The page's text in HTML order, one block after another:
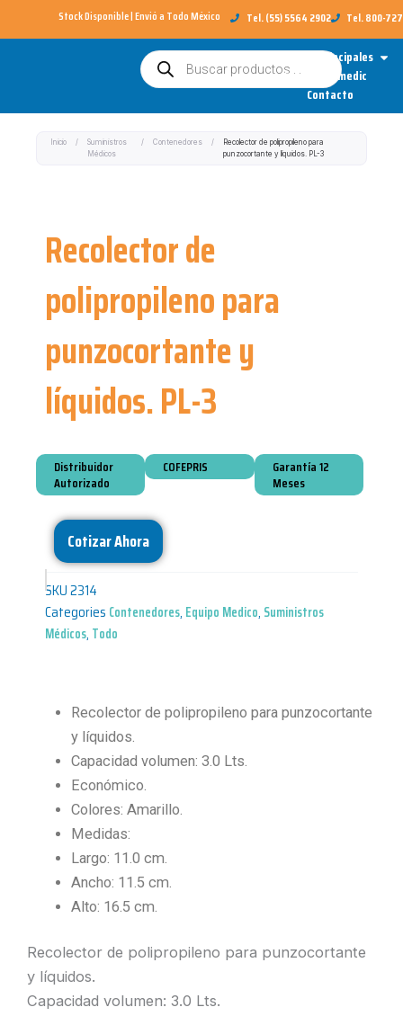
al
Stock Disponible | Envió a Todo México​ Tel. (55) 5564 2902 Tel. 800-
Búsqueda
de
productos
Categorías Principales
Sobre Redimedic
Contacto
Inicio /
Suministros
Médicos
/ Contenedores /
Recolector de polipropileno para
punzocortante y líquidos. PL-3
Recolector de
polipropileno para
punzocortante y
líquidos. PL-3
Distribuidor
Autorizado
COFEPRIS
Garantía 12
Meses
Cotizar Ahora
SKU2314
Categories Contenedores, Equipo Medico, Suministros
Médicos, Todo
Recolector de polipropileno para punzocortante
y líquidos.
Capacidad volumen: 3.0 Lts.
Económico.
Colores: Amarillo.
Medidas:
Largo: 11.0 cm.
Ancho: 11.5 cm.
Alto: 16.5 cm.
Recolector de polipropileno para punzocortante
y líquidos.
Capacidad volumen: 3.0 Lts.